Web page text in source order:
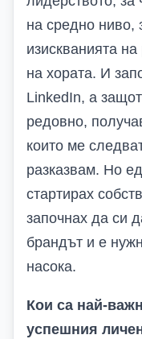
на средно
изискванията
на хората. И
LinkedIn, а
редовно,
които ме
разказвам. Но
стартирах
започнах да си
брандът и е
насока.
Кои са най-
успешния